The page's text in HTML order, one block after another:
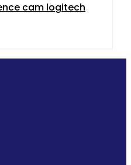
cam logitech